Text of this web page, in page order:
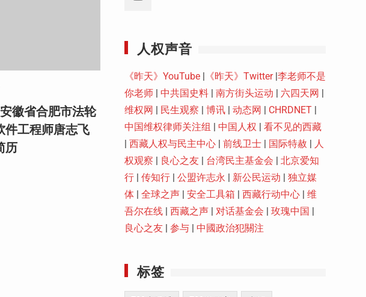
徽省合肥市法轮
件工程师唐志飞
历
人权声音
《昨天》YouTube | 《昨天》Twitter|李老师不是
你老师 | 中共国史料 | 南方街头运动 | 六四天网 |
维权网 | 民生观察 | 博讯 | 动态网 | CHRDNET |
中国维权律师关注组 | 中国人权 | 看不见的西藏
| 西藏人权与民主中心 | 前线卫士 | 国际特赦 | 人
权观察 | 良心之友 | 台湾民主基金会 | 北京爱知
行 | 传知行 | 公盟许志永 | 新公民运动 | 独立媒
体 | 全球之声 | 安全工具箱 | 西藏行动中心 | 维
吾尔在线 | 西藏之声 | 对话基金会 | 玫瑰中国 |
良心之友 | 参与 | 中國政治犯關注
标签